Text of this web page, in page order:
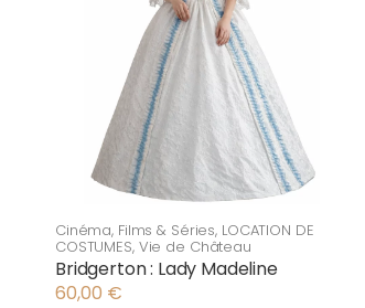
Cinéma, Films & Séries, LOCATION DE
COSTUMES, Vie de Château
Bridgerton : Lady Madeline
60,00 €